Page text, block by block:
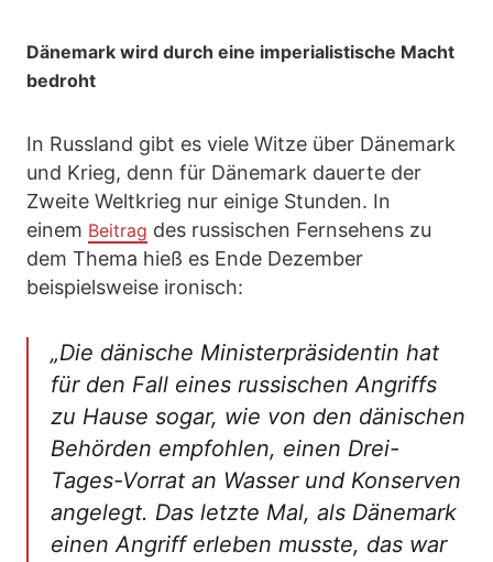
Dänemark wird durch eine imperialistische Macht
bedroht
In Russland gibt es viele Witze über Dänemark
und Krieg, denn für Dänemark dauerte der
Zweite Weltkrieg nur einige Stunden. In
einem Beitrag des russischen Fernsehens zu
dem Thema hieß es Ende Dezember
beispielsweise ironisch:
„Die dänische Ministerpräsidentin hat
für den Fall eines russischen Angriffs
zu Hause sogar, wie von den dänischen
Behörden empfohlen, einen Drei-
Tages-Vorrat an Wasser und Konserven
angelegt. Das letzte Mal, als Dänemark
einen Angriff erleben musste, das war